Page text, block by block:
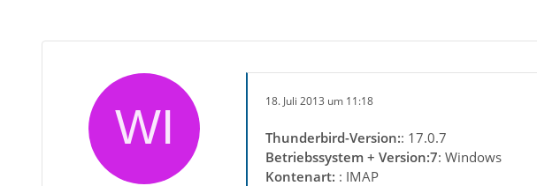
18. Juli 2013 um 11:18
Thunderbird-Version:: 17.0.7
Betriebssystem + Version:7: Windows
Kontenart: : IMAP